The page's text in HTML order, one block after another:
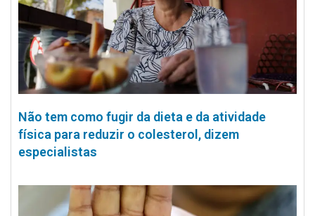
Não tem como fugir da dieta e da atividade
física para reduzir o colesterol, dizem
especialistas